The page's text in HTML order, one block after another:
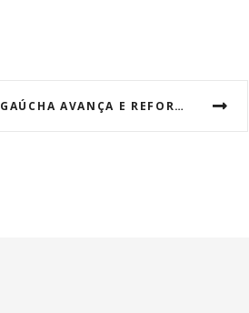
ECONOMIA GAÚCHA AVANÇA E REFORÇA A IMPORTÂNCIA DA PRESENÇA DIGITAL PARA EMPRESAS